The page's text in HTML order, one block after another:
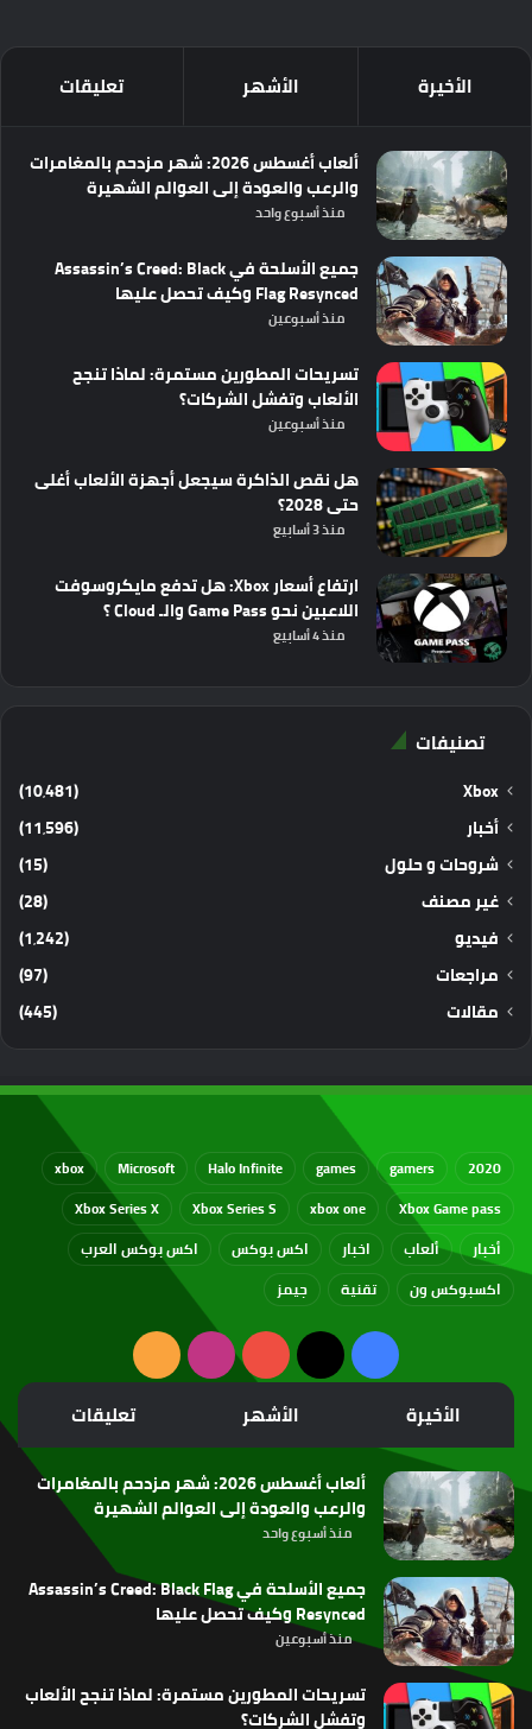
الأخيرة الأشهر تعليقات
ألعاب أغسطس 2026: شهر مزدحم بالمغامرات
والرعب والعودة إلى العوالم الشهيرة
منذ أسبوع واحد
جميع الأسلحة في Assassin’s Creed: Black
Flag Resynced وكيف تحصل عليها
منذ أسبوعين
تسريحات المطورين مستمرة: لماذا تنجح
الألعاب وتفشل الشركات؟
منذ أسبوعين
هل نقص الذاكرة سيجعل أجهزة الألعاب أغلى
حتى 2028؟
منذ 3 أسابيع
ارتفاع أسعار Xbox: هل تدفع مايكروسوفت
اللاعبين نحو Game Pass والـ Cloud ؟
منذ 4 أسابيع
تصنيفات
Xbox
(10٬481)
أخبار
(11٬596)
شروحات و حلول
(15)
غير مصنف
(28)
فيديو
(1٬242)
مراجعات
(97)
مقالات
(445)
2020
gamers
games
Halo Infinite
Microsoft
xbox
Xbox Game pass
xbox one
Xbox Series S
Xbox Series X
أخبار
ألعاب اخبار اكس بوكس
اكس بوكس العرب
اكسبوكس ون
تقنية جيمز
فيسبوك
‫X
‫YouTubeانستقرامملخص
الموقع
RSS
الأخيرة الأشهر تعليقات
ألعاب أغسطس 2026: شهر مزدحم بالمغامرات
والرعب والعودة إلى العوالم الشهيرة
منذ أسبوع واحد
جميع الأسلحة في Assassin’s Creed: Black Flag
Resynced وكيف تحصل عليها
منذ أسبوعين
تسريحات المطورين مستمرة: لماذا تنجح الألعاب
وتفشل الشركات؟